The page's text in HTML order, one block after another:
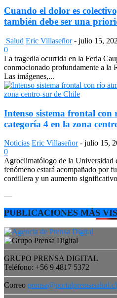
Cuando el dolor es
también debe ser una
Salud Eric Villaseñor - julio 15,
0
La tragedia ocurrida en la Feria
conmocionado profundamente a la
Las imágenes,...
Intenso sistema frontal con
categoría 4 en la zona
Noticias Eric Villaseñor - julio 15,
0
Agroclimatólogo de la Universidad
fenómeno estará acompañado por
cordillera y un aumento
—
PUBLICACIONES MÁS
GRUPO PRENSA DIGITAL
Teléfono: +56 9 4817 5372
Correo prensa@portalprensasalud.cl